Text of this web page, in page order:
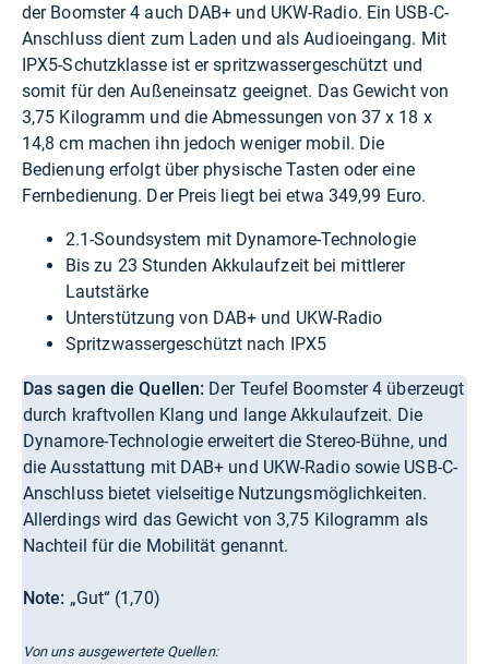
der Boomster 4 auch DAB+ und UKW-Radio. Ein USB-C-
Anschluss dient zum Laden und als Audioeingang. Mit
IPX5-Schutzklasse ist er spritzwassergeschützt und
somit für den Außeneinsatz geeignet. Das Gewicht von
3,75 Kilogramm und die Abmessungen von 37 x 18 x
14,8 cm machen ihn jedoch weniger mobil. Die
Bedienung erfolgt über physische Tasten oder eine
Fernbedienung. Der Preis liegt bei etwa 349,99 Euro.
2.1-Soundsystem mit Dynamore-Technologie
Bis zu 23 Stunden Akkulaufzeit bei mittlerer
Lautstärke
Unterstützung von DAB+ und UKW-Radio
Spritzwassergeschützt nach IPX5
Das sagen die Quellen: Der Teufel Boomster 4 überzeugt
durch kraftvollen Klang und lange Akkulaufzeit. Die
Dynamore-Technologie erweitert die Stereo-Bühne, und
die Ausstattung mit DAB+ und UKW-Radio sowie USB-C-
Anschluss bietet vielseitige Nutzungsmöglichkeiten.
Allerdings wird das Gewicht von 3,75 Kilogramm als
Nachteil für die Mobilität genannt.
Note: „Gut“ (1,70)
Von uns ausgewertete Quellen: